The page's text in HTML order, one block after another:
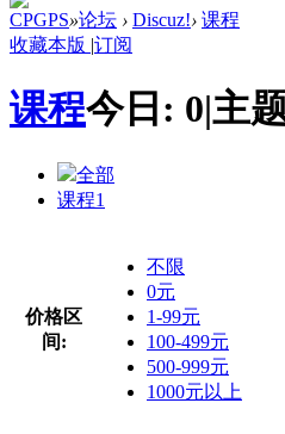
CPGPS»论坛 › Discuz!› 课程
收藏本版 |订阅
课程今日: 0|主
全部
课程1
价格区
间:
不限
0元
1-99元
100-499元
500-999元
1000元以上